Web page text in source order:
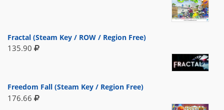
Fractal (Steam Key / ROW / Region Free)
135.90
Freedom Fall (Steam Key / Region Free)
176.66